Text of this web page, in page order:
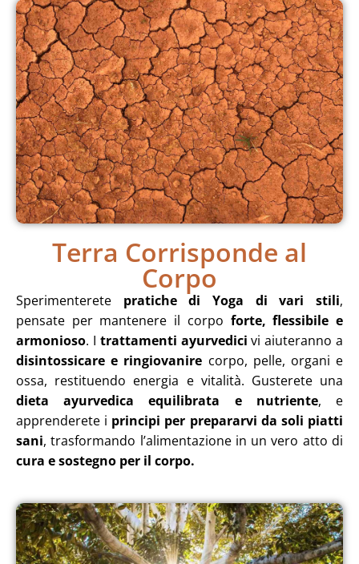
Terra Corrisponde al
Corpo
Sperimenterete pratiche di Yoga di vari stili,
pensate per mantenere il corpo forte, flessibile e
armonioso. I trattamenti ayurvedici vi aiuteranno a
disintossicare e ringiovanire corpo, pelle, organi e
ossa, restituendo energia e vitalità. Gusterete una
dieta ayurvedica equilibrata e nutriente, e
apprenderete i principi per prepararvi da soli piatti
sani, trasformando l’alimentazione in un vero atto di
cura e sostegno per il corpo.